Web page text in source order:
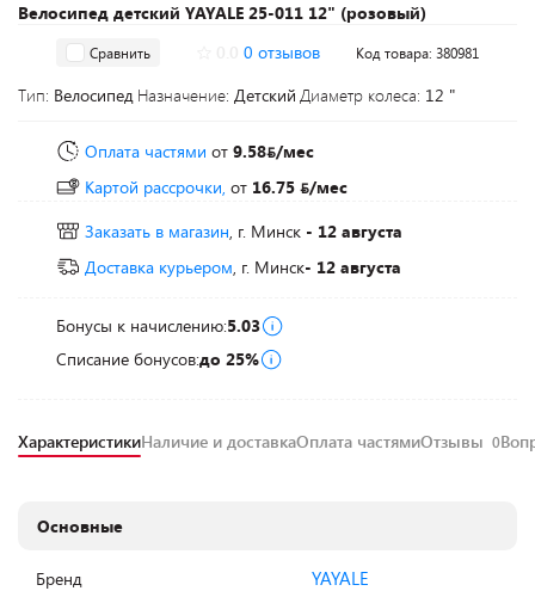
Велосипед детский YAYALE 25-011 12" (розовый)
Сравнить 0 отзывов Код товара: 380981
Тип: Велосипед Назначение: Детский Диаметр колеса: 12 "
Оплата частями от 9.58 /мес
Картой рассрочки, от 16.75
/мес
Заказать в магазин, г. Минск - 12 августа
Доставка курьером, г. Минск- 12 августа
Бонусы к начислению:5.03
Списание бонусов:до 25%
ХарактеристикиНаличие и доставкаОплата частямиОтзывы 0
Основные
Бренд YAYALE